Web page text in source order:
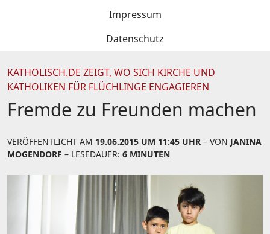
Impressum
Datenschutz
KATHOLISCH.DE ZEIGT, WO SICH KIRCHE UND
KATHOLIKEN FÜR FLÜCHLINGE ENGAGIEREN
Fremde zu Freunden machen
VERÖFFENTLICHT AM 19.06.2015 UM 11:45 UHR – VON JANINA
MOGENDORF – LESEDAUER: 6 MINUTEN